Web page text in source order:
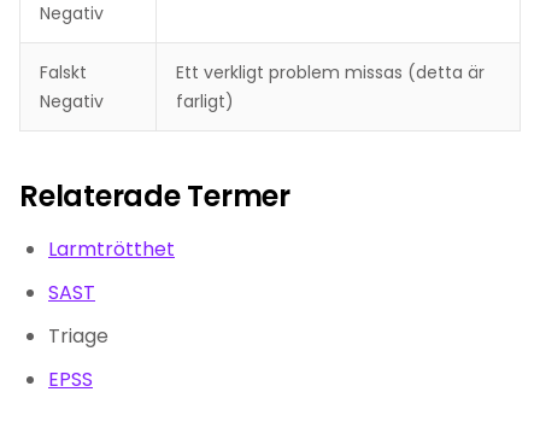
Negativ
Falskt
Negativ
Ett verkligt problem missas (detta är
farligt)
Relaterade Termer
Larmtrötthet
SAST
Triage
EPSS